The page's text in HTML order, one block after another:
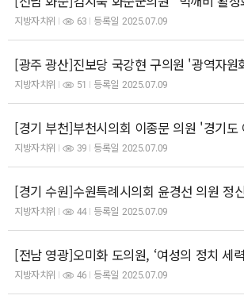
지방자치위 63 등록일 2025.07.09
지방자치위 51 등록일 2025.07.09
지방자치위 39 등록일 2025.07.09
지방자치위 44 등록일 2025.07.09
지방자치위 46 등록일 2025.07.09